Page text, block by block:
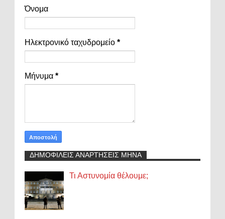
Όνομα
Ηλεκτρονικό ταχυδρομείο *
Μήνυμα *
ΔΗΜΟΦΙΛΕΙΣ ΑΝΑΡΤΗΣΕΙΣ ΜΗΝΑ
Τι Αστυνομία θέλουμε;